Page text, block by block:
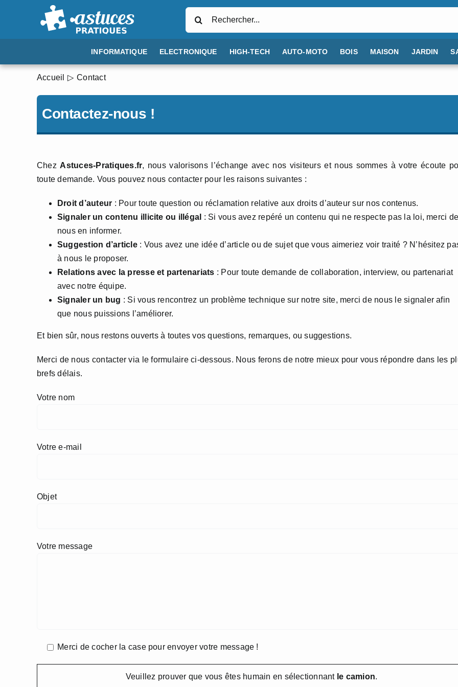
INFORMATIQUE ELECTRONIQUE HIGH-TECH AUTO-MOTO BOIS MAISON JARDIN
Accueil Contact
Contactez-nous !
Chez Astuces-Pratiques.fr, nous valorisons l’échange avec nos visiteurs et nous sommes à votre écoute
toute demande. Vous pouvez nous contacter pour les raisons suivantes :
Droit d’auteur : Pour toute question ou réclamation relative aux droits d’auteur sur nos contenus.
Signaler un contenu illicite ou illégal : Si vous avez repéré un contenu qui ne respecte pas la loi, merci de
nous en informer.
Suggestion d’article: Vous avez une idée d’article ou de sujet que vous aimeriez voir traité ? N’hésitez
à nous le proposer.
Relations avec la presse et partenariats : Pour toute demande de collaboration, interview, ou partenariat
avec notre équipe.
Signaler un bug : Si vous rencontrez un problème technique sur notre site, merci de nous le signaler afin
que nous puissions l’améliorer.
Et bien sûr, nous restons ouverts à toutes vos questions, remarques, ou suggestions.
Merci de nous contacter via le formulaire ci-dessous. Nous ferons de notre mieux pour vous répondre dans les
brefs délais.
Votre nom
Votre e-mail
Objet
Votre message
Merci de cocher la case pour envoyer votre message !
Veuillez prouver que vous êtes humain en sélectionnantle camion.